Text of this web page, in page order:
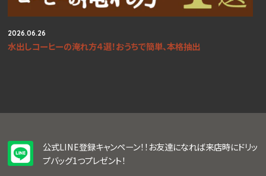
2026.06.26
水出しコーヒーの淹れ方４選！おうちで簡単、本格抽出
公式LINE登録キャンペーン！！お友達になれば来店時にドリッ
プバッグ1つプレゼント！